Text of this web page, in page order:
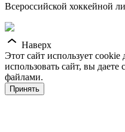
Всероссийской хоккейной
Наверх
Этот сайт использует
использовать сайт, вы даете
файлами.
Принять